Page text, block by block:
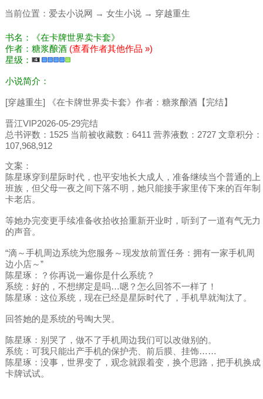
当前位置： 爱去小说网 → 女生小说 → 穿越重生
书名：《在卡牌世界卖卡套》
作者：糖浆酿酒 (查看作者其他作品 »)
星级：
小说简介：
[穿越重生] 《在卡牌世界卖卡套》作者：糖浆酿酒【完结】
晋江VIP2026-05-29完结
总书评数：1525 当前被收藏数：6411 营养液数：2727 文章积分：
107,968,912
文案：
陈星琢穿到星际时代，也平安地长大成人，准备继续当个普通的上
班族，但父母一夜之间下落不明，她只能接手家里传下来的百年制
卡老店。
等她办完变更手续准备收拾收拾重新开业时，听到了一道有气无力
的声音。
“滴～手机周边系统为您服务～现发放前置任务：拥有一家手机周
边小店～”
陈星琢：？你再说一遍你是什么系统？
系统：好的，不想绑定是吗…嗯？怎么回答不一样了！
陈星琢：这位系统，现在已经是星际时代了，手机早就淘汰了。
回答她的是系统的号啕大哭。
陈星琢：别哭了，做不了手机周边我们可以改做别的。
系统：可我只能出产手机的保护壳、前后膜、挂饰……
陈星琢：没事，世界变了，观念就跟着变，换个思路，把手机换成
卡牌试试。